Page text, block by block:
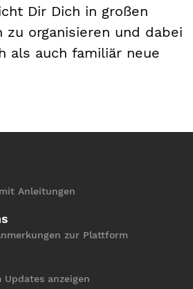
Dir Dich in großen
zu organisieren und dabei
als auch familiär neue
Anleitungen
zur Plattform
anzeigen